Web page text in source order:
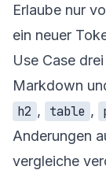
Erlaube nur
ein neuer
Use Case
Markdown
h2 , table ,
Anderungen
vergleiche